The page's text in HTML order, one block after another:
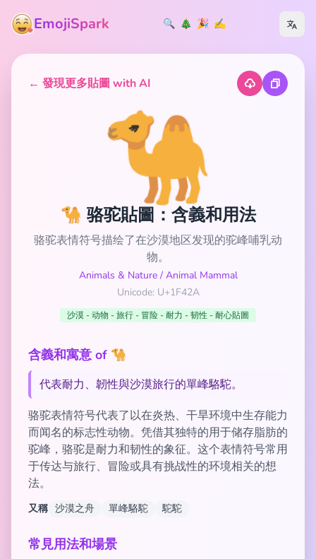
EmojiSpark 🔍 🎄 🎉 ✍️
← 發現更多貼圖 with AI
🐪
🐪 骆驼貼圖：含義和用法
骆驼表情符号描绘了在沙漠地区发现的驼峰哺乳动
物。
Animals & Nature/ Animal Mammal
Unicode: U+1F42A
沙漠 - 动物 - 旅行 - 冒险 - 耐力 - 韧性 - 耐心貼圖
含義和寓意 of 🐪
代表耐力、韌性與沙漠旅行的單峰駱駝。
骆驼表情符号代表了以在炎热、干旱环境中生存能力
而闻名的标志性动物。凭借其独特的用于储存脂肪的
驼峰，骆驼是耐力和韧性的象征。这个表情符号常用
于传达与旅行、冒险或具有挑战性的环境相关的想
法。
又稱 沙漠之舟 單峰駱駝 駝駝
常見用法和場景